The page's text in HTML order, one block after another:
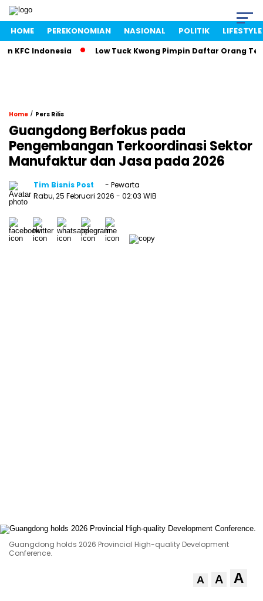
HOME PEREKONOMIAN NASIONAL POLITIK LIFESTYLE
Indonesia Low Tuck Kwong Pimpin Daftar Orang
Home / Pers Rilis
Guangdong Berfokus pada
Pengembangan Terkoordinasi Sektor
Manufaktur dan Jasa pada 2026
Tim Bisnis Post
- Pewarta
Rabu, 25 Februari 2026 - 02:03 WIB
Guangdong holds 2026 Provincial High-quality Development
Conference.
A A A